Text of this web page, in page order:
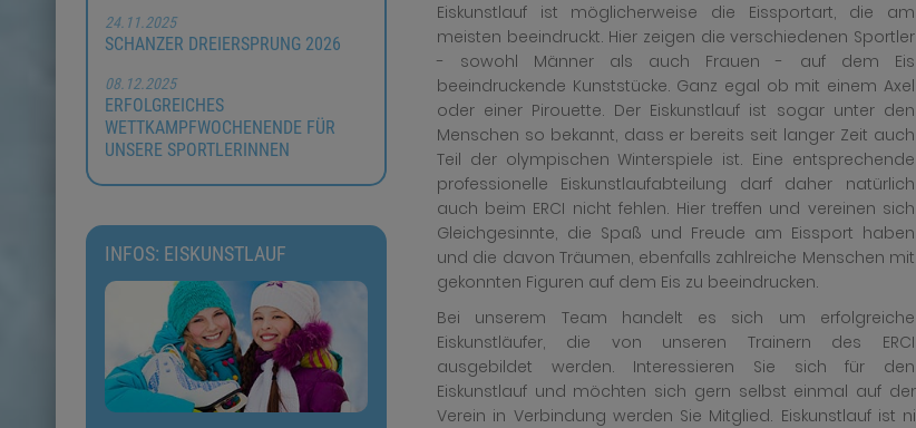
24.11.2025
SCHANZER DREIERSPRUNG 2026
08.12.2025
ERFOLGREICHES
WETTKAMPFWOCHENENDE FÜR
UNSERE SPORTLERINNEN
INFOS: EISKUNSTLAUF
Eiskunstlauf ist möglicherweise die Eissportart, die am
meisten beeindruckt. Hier zeigen die verschiedenen Sportler
- sowohl Männer als auch Frauen - auf dem Eis
beeindruckende Kunststücke. Ganz egal ob mit einem Axel
oder einer Pirouette. Der Eiskunstlauf ist sogar unter den
Menschen so bekannt, dass er bereits seit langer Zeit auch
Teil der olympischen Winterspiele ist. Eine entsprechende
professionelle Eiskunstlaufabteilung darf daher natürlich
auch beim ERCI nicht fehlen. Hier treffen und vereinen sich
Gleichgesinnte, die Spaß und Freude am Eissport haben
und die davon Träumen, ebenfalls zahlreiche Menschen mit
gekonnten Figuren auf dem Eis zu beeindrucken.
Bei unserem Team handelt es sich um erfolgreiche
Eiskunstläufer, die von unseren Trainern des ERCI
ausgebildet werden. Interessieren Sie sich für den
Eiskunstlauf und möchten sich gern selbst einmal auf
Verein in Verbindung werden Sie Mitglied. Eiskunstlauf